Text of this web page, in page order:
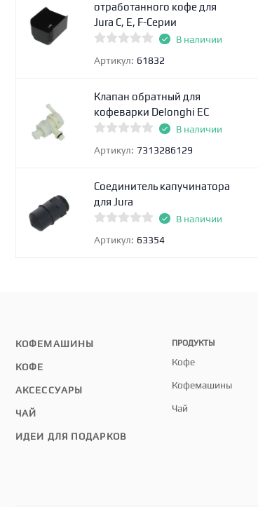
отработанного кофе для
Jura C, E, F-Серии
В наличии
Артикул: 61832
Клапан обратный для
кофеварки Delonghi EC
В наличии
Артикул: 7313286129
Соединитель капучинатора
для Jura
В наличии
Артикул: 63354
КОФЕМАШИНЫ
КОФЕ
АКСЕССУАРЫ
ЧАЙ
ИДЕИ ДЛЯ ПОДАРКОВ
ПРОДУКТЫ
Кофе
Кофемашины
Чай